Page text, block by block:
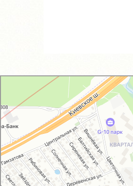
GM-City&VAG-Repair
Автосервис, автотехцентр в Москве
Магазин автозапчастей и автотоваров в Москве